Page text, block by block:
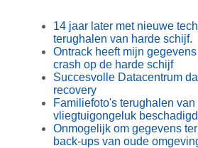
14 jaar later met nieuwe
terughalen van harde schijf.
Ontrack heeft mijn
crash op de harde schijf
Succesvolle Datacentrum
recovery
Familiefoto's terughalen van
vliegtuigongeluk
Onmogelijk om gegevens
back-ups van oude